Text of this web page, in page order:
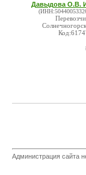
Давыдова О.В.
Солнечногорск
Администрация сайта